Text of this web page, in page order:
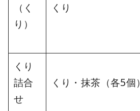
（く
り）
くり
くり
詰合
せ
くり・抹茶（各5個）